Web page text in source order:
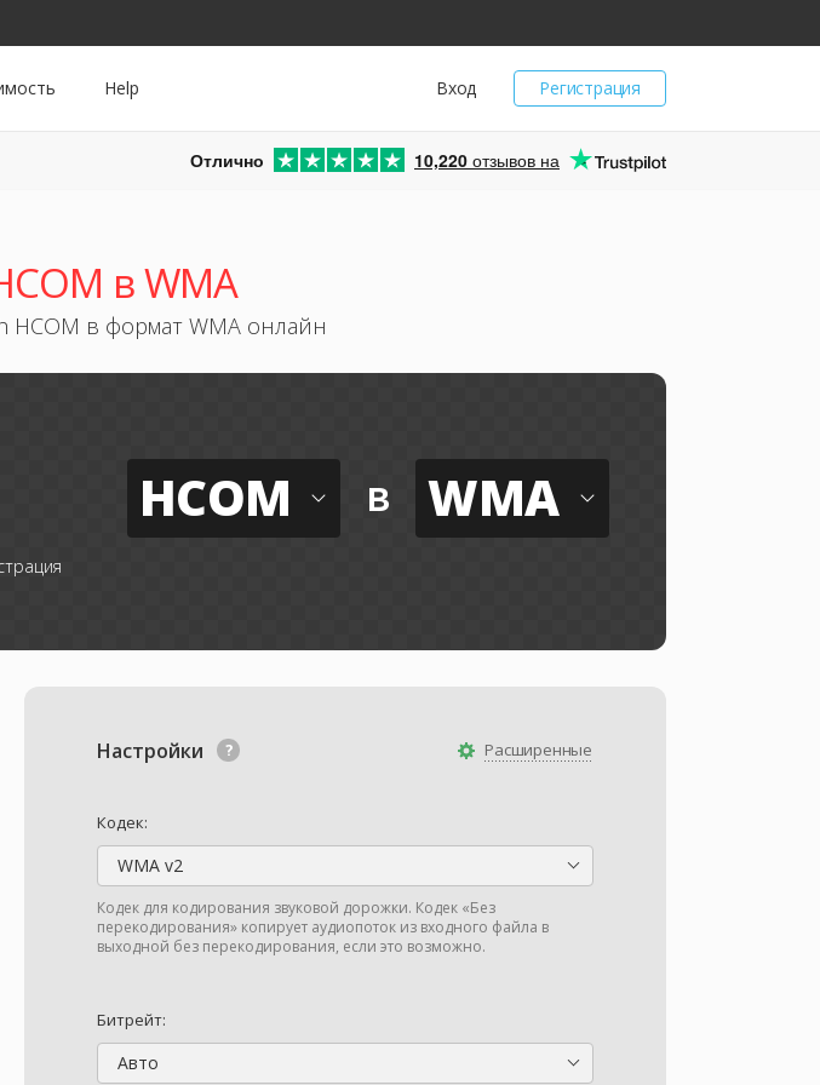
Регистрация
Вход
Help
Отлично 10,220 отзывов на
в WMA
HCOM в формат WMA онлайн
HCOM в WMA
Расширенные
Настройки
Кодек:
WMA v2
Кодек для кодирования звуковой дорожки. Кодек «Без
перекодирования» копирует аудиопоток из входного файла в
выходной без перекодирования, если это возможно.
Битрейт:
Авто